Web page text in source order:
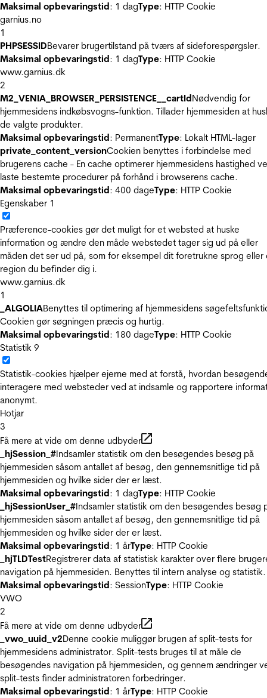
Maksimal opbevaringstid: 1 dagType: HTTP Cookie
garnius.no
1
PHPSESSIDBevarer brugertilstand på tværs af sideforespørgsler.
Maksimal opbevaringstid: 1 dagType: HTTP Cookie
www.garnius.dk
2
M2_VENIA_BROWSER_PERSISTENCE__cartIdNødvendig for
hjemmesidens indkøbsvogns-funktion. Tillader hjemmesiden at
de valgte produkter.
Maksimal opbevaringstid: PermanentType: Lokalt HTML-lager
private_content_versionCookien benyttes i forbindelse med
brugerens cache - En cache optimerer hjemmesidens hastighed
laste bestemte procedurer på forhånd i browserens cache.
Maksimal opbevaringstid: 400 dageType: HTTP Cookie
Egenskaber 1
Præference-cookies gør det muligt for et websted at huske
information og ændre den måde webstedet tager sig ud på eller
måden det ser ud på, som for eksempel dit foretrukne sprog eller
region du befinder dig i.
www.garnius.dk
1
_ALGOLIABenyttes til optimering af hjemmesidens
Cookien gør søgningen præcis og hurtig.
Maksimal opbevaringstid: 180 dageType: HTTP Cookie
Statistik 9
Statistik-cookies hjælper ejerne med at forstå, hvordan
interagere med websteder ved at indsamle og rapportere
anonymt.
Hotjar
3
Få mere at vide om denne udbyder
_hjSession_#Indsamler statistik om den besøgendes besøg på
hjemmesiden såsom antallet af besøg, den gennemsnitlige tid på
hjemmesiden og hvilke sider der er læst.
Maksimal opbevaringstid: 1 dagType: HTTP Cookie
_hjSessionUser_#Indsamler statistik om den besøgendes besøg
hjemmesiden såsom antallet af besøg, den gennemsnitlige tid på
hjemmesiden og hvilke sider der er læst.
Maksimal opbevaringstid: 1 årType: HTTP Cookie
_hjTLDTestRegistrerer data af statistisk karakter over flere
navigation på hjemmesiden. Benyttes til intern analyse og statistik.
Maksimal opbevaringstid: SessionType: HTTP Cookie
VWO
2
Få mere at vide om denne udbyder
_vwo_uuid_v2Denne cookie muliggør brugen af split-tests for
hjemmesidens administrator. Split-tests bruges til at måle de
besøgendes navigation på hjemmesiden, og gennem ændringer
split-tests finder administratoren forbedringer.
Maksimal opbevaringstid: 1 årType: HTTP Cookie